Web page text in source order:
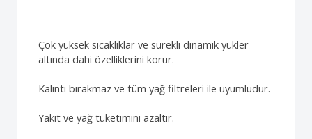
Çok yüksek sıcaklıklar ve sürekli dinamik yükler
altında dahi özelliklerini korur.
Kalıntı bırakmaz ve tüm yağ filtreleri ile uyumludur.
Yakıt ve yağ tüketimini azaltır.